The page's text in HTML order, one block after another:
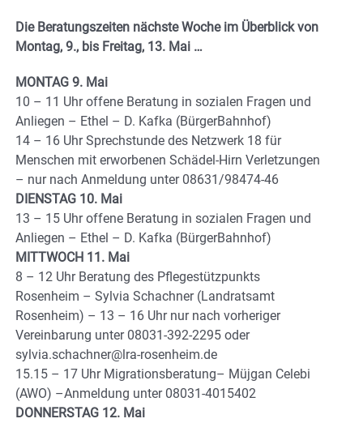
Die Beratungszeiten nächste Woche im Überblick von
Montag, 9., bis Freitag, 13. Mai …
MONTAG 9. Mai
10 – 11 Uhr offene Beratung in sozialen Fragen und
Anliegen – Ethel – D. Kafka (BürgerBahnhof)
14 – 16 Uhr Sprechstunde des Netzwerk 18 für
Menschen mit erworbenen Schädel-Hirn Verletzungen
– nur nach Anmeldung unter 08631/98474-46
DIENSTAG 10. Mai
13 – 15 Uhr offene Beratung in sozialen Fragen und
Anliegen – Ethel – D. Kafka (BürgerBahnhof)
MITTWOCH 11. Mai
8 – 12 Uhr Beratung des Pflegestützpunkts
Rosenheim – Sylvia Schachner (Landratsamt
Rosenheim) – 13 – 16 Uhr nur nach vorheriger
Vereinbarung unter 08031-392-2295 oder
sylvia.schachner@lra-rosenheim.de
15.15 – 17 Uhr Migrationsberatung– Müjgan Celebi
(AWO) –Anmeldung unter 08031-4015402
DONNERSTAG 12. Mai